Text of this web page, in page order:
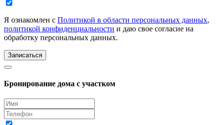
Я ознакомлен с Политикой в области персональных данных,
политикой конфиденциальности и даю свое согласие на
обработку персональных данных.
Записаться
Бронирование дома с участком